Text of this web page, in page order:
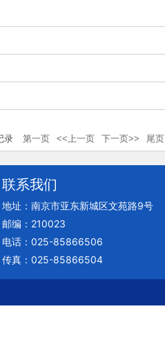
录 第一页 <<上一页 下一页>> 尾页
联系我们
地址：南京市亚东新城区文苑路9号
邮编：210023
电话：025-85866506
传真：025-85866504